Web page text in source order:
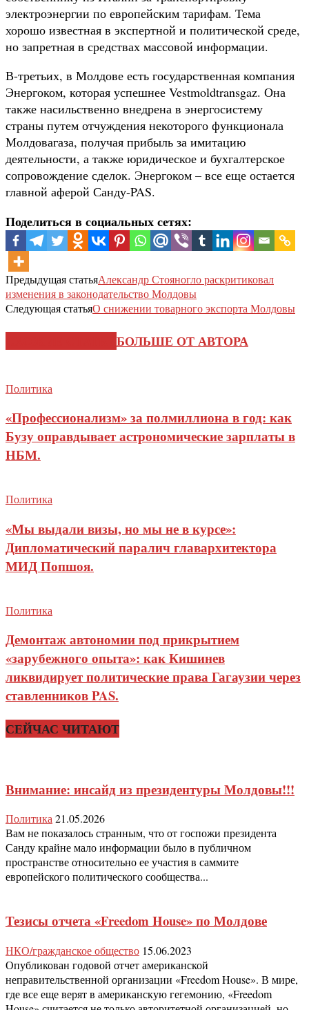
электроэнергии по европейским тарифам. Тема
хорошо известная в экспертной и политической среде,
но запретная в средствах массовой информации.
В-третьих, в Молдове есть государственная компания
Энергоком, которая успешнее Vestmoldtransgaz. Она
также насильственно внедрена в энергосистему
страны путем отчуждения некоторого функционала
Молдовагаза, получая прибыль за имитацию
деятельности, а также юридическое и бухгалтерское
сопровождение сделок. Энергоком – все еще остается
главной аферой Санду-PAS.
Поделиться в социальных сетях:
Предыдущая статьяАлександр Стояногло раскритиковал
изменения в законодательство Молдовы
Следующая статьяО снижении товарного экспорта Молдовы
БОЛЬШЕ ОТ АВТОРА
Политика
«Профессионализм» за полмиллиона в год: как
Бузу оправдывает астрономические зарплаты в
НБМ.
Политика
«Мы выдали визы, но мы не в курсе»:
Дипломатический паралич главархитектора
МИД Попшоя.
Политика
Демонтаж автономии под прикрытием
«зарубежного опыта»: как Кишинев
ликвидирует политические права Гагаузии через
ставленников PAS.
СЕЙЧАС ЧИТАЮТ
Внимание: инсайд из президентуры Молдовы!!!
Политика21.05.2026
Вам не показалось странным, что от госпожи президента
Санду крайне мало информации было в публичном
пространстве относительно ее участия в саммите
европейского политического сообщества...
Тезисы отчета «Freedom House» по Молдове
НКО/гражданское общество 15.06.2023
Опубликован годовой отчет американской
неправительственной организации «Freedom House». В мире,
где все еще верят в американскую гегемонию, «Freedom